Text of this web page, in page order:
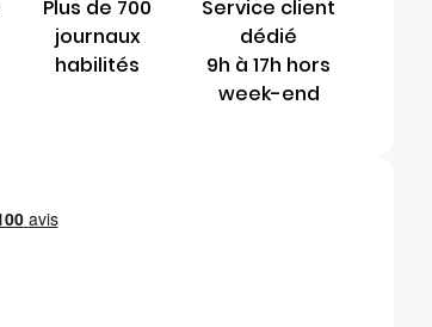
Plus de 700
journaux
habilités
Service client
dédié
9h à 17h hors
week-end